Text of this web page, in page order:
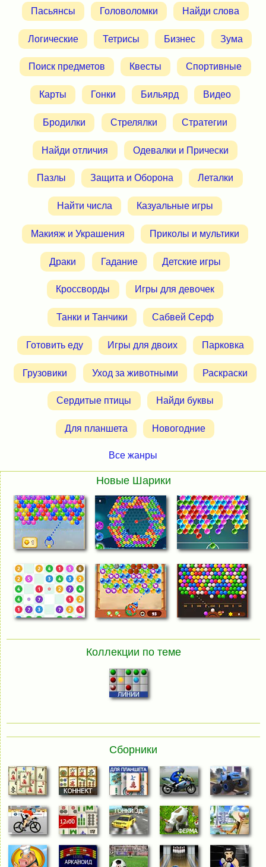
Пасьянсы Головоломки Найди слова
Логические Тетрисы Бизнес Зума
Поиск предметов Квесты Спортивные
Карты Гонки Бильярд Видео
Бродилки Стрелялки Стратегии
Найди отличия Одевалки и Прически
Пазлы Защита и Оборона Леталки
Найти числа Казуальные игры
Макияж и Украшения Приколы и мультики
Драки Гадание Детские игры
Кроссворды Игры для девочек
Танки и Танчики Сабвей Серф
Готовить еду Игры для двоих Парковка
Грузовики Уход за животными Раскраски
Сердитые птицы Найди буквы
Для планшета Новогодние
Все жанры
Новые Шарики
Коллекции по теме
Сборники